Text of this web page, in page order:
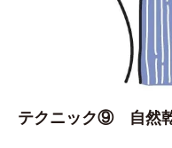
テクニック⑨ 自然